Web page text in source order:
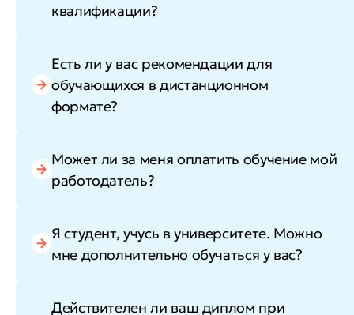
квалификации?
Есть ли у вас рекомендации для
обучающихся в дистанционном
формате?
Может ли за меня оплатить обучение мой
работодатель?
Я студент, учусь в университете. Можно
мне дополнительно обучаться у вас?
Действителен ли ваш диплом при